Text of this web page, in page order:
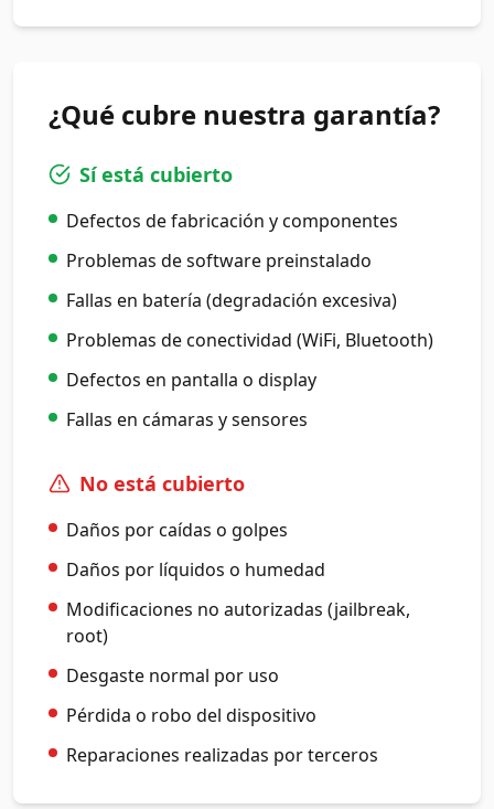
¿Qué cubre nuestra garantía?
Sí está cubierto
Defectos de fabricación y componentes
Problemas de software preinstalado
Fallas en batería (degradación excesiva)
Problemas de conectividad (WiFi, Bluetooth)
Defectos en pantalla o display
Fallas en cámaras y sensores
No está cubierto
Daños por caídas o golpes
Daños por líquidos o humedad
Modificaciones no autorizadas (jailbreak,
root)
Desgaste normal por uso
Pérdida o robo del dispositivo
Reparaciones realizadas por terceros